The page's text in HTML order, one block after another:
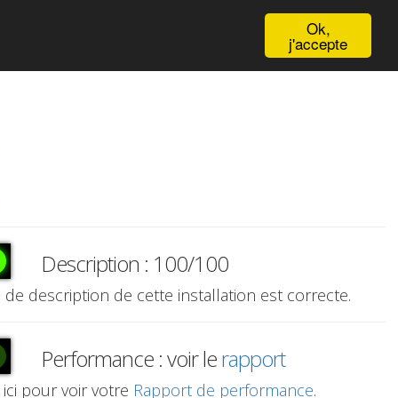
Ok,
j'accepte
Description : 100/100
de description de cette installation est correcte.
Performance : voir lerapport
ici pour voir votre Rapport de performance.